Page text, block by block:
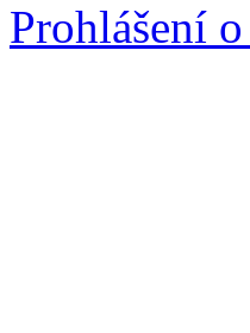
Prohlášení